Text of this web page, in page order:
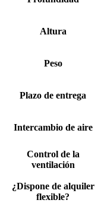
Altura
Peso
Plazo de entrega
Intercambio de aire
Control de la
ventilación
¿Dispone de alquiler
flexible?